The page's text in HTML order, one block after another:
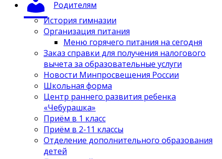
Родителям
История гимназии
Организация питания
Меню горячего питания на сегодня
Заказ справки для получения налогового
вычета за образовательные услуги
Новости Минпросвещения России
Школьная форма
Центр раннего развития ребенка
«Чебурашка»
Приём в 1 класс
Приём в 2-11 классы
Отделение дополнительного образования
детей